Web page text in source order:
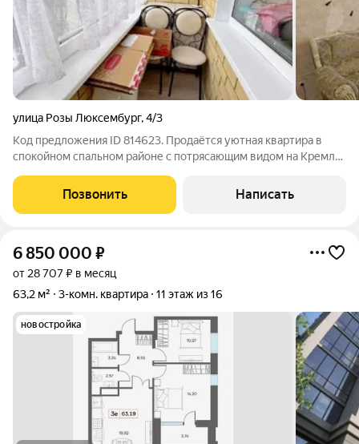
улица Розы Люксембург,4/3
Код предложения ID 814623. Продаётся уютная квартира в
спокойном спальном районе с потрясающим видом на Кремль.
Дом отличается рядом преимуществ: Тепло и уют:
собственная система отопления с
Позвонить Написать
6 850 000 ₽
от 28 707 ₽ в месяц
63,2 м²
3-комн. квартира 11 этаж из 16
новостройка